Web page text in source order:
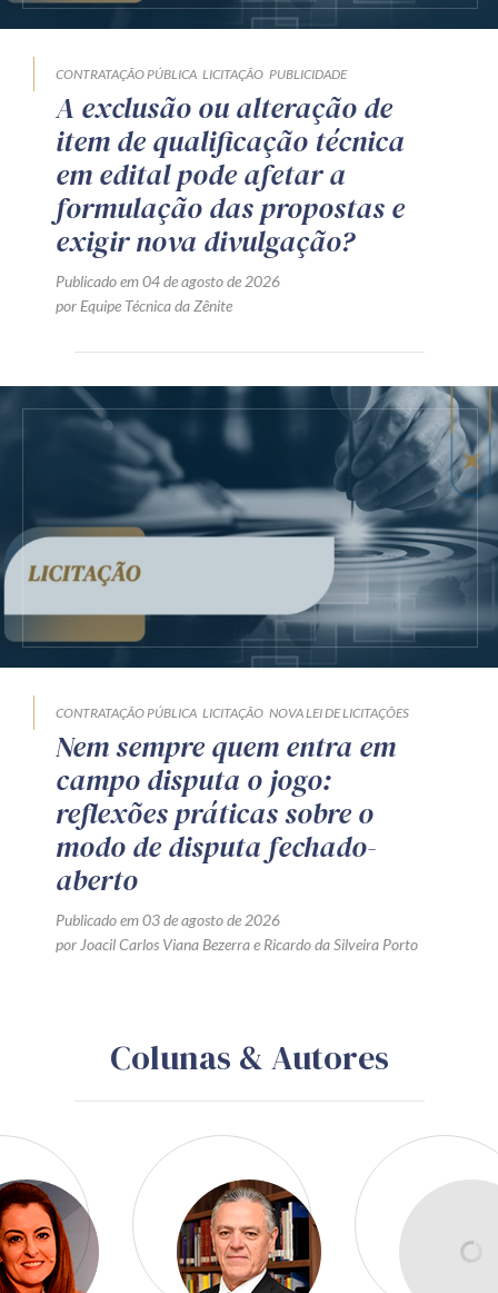
CONTRATAÇÃO PÚBLICA LICITAÇÃO PUBLICIDADE
A exclusão ou alteração de
item de qualificação técnica
em edital pode afetar a
formulação das propostas e
exigir nova divulgação?
Publicado em 04 de agosto de 2026
por Equipe Técnica da Zênite
CONTRATAÇÃO PÚBLICA LICITAÇÃO NOVA LEI DE LICITAÇÕES
Nem sempre quem entra em
campo disputa o jogo:
reflexões práticas sobre o
modo de disputa fechado-
aberto
Publicado em 03 de agosto de 2026
por Joacil Carlos Viana Bezerrae Ricardo da Silveira Porto
Colunas & Autores